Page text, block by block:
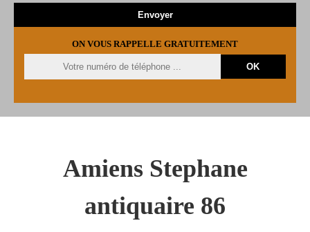
ON VOUS RAPPELLE GRATUITEMENT
Amiens Stephane
antiquaire 86